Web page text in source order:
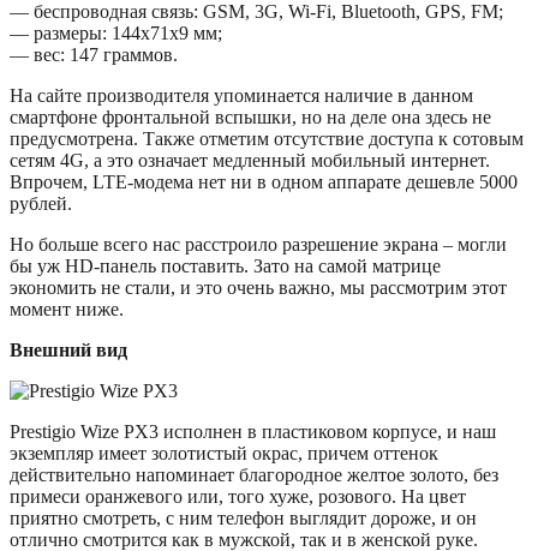
— беспроводная связь: GSM, 3G, Wi-Fi, Bluetooth, GPS, FM;
— размеры: 144х71х9 мм;
— вес: 147 граммов.
На сайте производителя упоминается наличие в данном
смартфоне фронтальной вспышки, но на деле она здесь не
предусмотрена. Также отметим отсутствие доступа к сотовым
сетям 4G, а это означает медленный мобильный интернет.
Впрочем, LTE-модема нет ни в одном аппарате дешевле 5000
рублей.
Но больше всего нас расстроило разрешение экрана – могли
бы уж HD-панель поставить. Зато на самой матрице
экономить не стали, и это очень важно, мы рассмотрим этот
момент ниже.
Внешний вид
Prestigio Wize PX3 исполнен в пластиковом корпусе, и наш
экземпляр имеет золотистый окрас, причем оттенок
действительно напоминает благородное желтое золото, без
примеси оранжевого или, того хуже, розового. На цвет
приятно смотреть, с ним телефон выглядит дороже, и он
отлично смотрится как в мужской, так и в женской руке.